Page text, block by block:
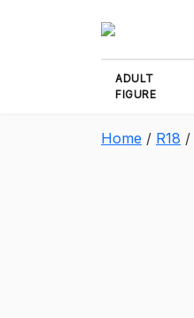
ADULT
FIGURE
Home / R18 /